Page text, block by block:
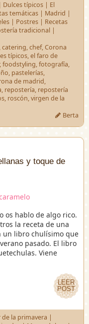
Dulces típicos| El
temáticas | Madrid |
| Postres | Recetas
tradicional |
catering,chef,Corona
típicos,el faro de
,foodstyling,fotografía,
, pastelerías,
de madrid,
, repostería, repostería
, roscón,virgen de la
Berta
y toque de
os hablo de algo rico.
la receta de una
un libro chulísimo que
pasado. El libro
Viene
LEER
POST
LEER
POST
de la primavera |